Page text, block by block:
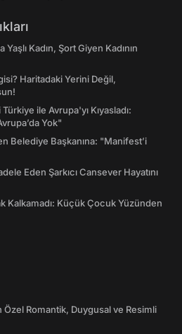
Kadın, Şort Giyen Kadının
Haritadaki Yerini Değil,
ile Avrupa'yı Kıyasladı:
Yok"
Belediye Başkanına: "Manifest’i
Eden Şarkıcı Cansever Hayatını
Kalkamadı: Küçük Çocuk Yüzünden
Özel Romantik, Duygusal ve Resimli